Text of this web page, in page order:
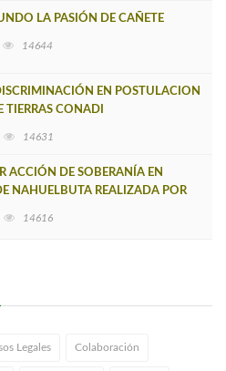
LA PASIÓN DE CAÑETE
14644
EN POSTULACION
TIERRAS CONADI
14631
ACCIÓN DE SOBERANÍA EN
NAHUELBUTA REALIZADA POR
14616
Legales Colaboración